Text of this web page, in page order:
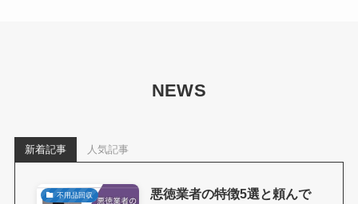
NEWS
新着記事 人気記事
不用品回収
悪徳業者の特徴5選と頼んで